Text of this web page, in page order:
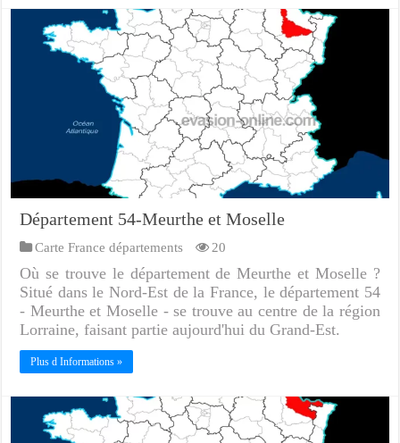
Département 54-Meurthe et Moselle
Carte France départements 20
Où se trouve le département de Meurthe et Moselle ?
Situé dans le Nord-Est de la France, le département 54
- Meurthe et Moselle - se trouve au centre de la région
Lorraine, faisant partie aujourd'hui du Grand-Est.
Plus d Informations »